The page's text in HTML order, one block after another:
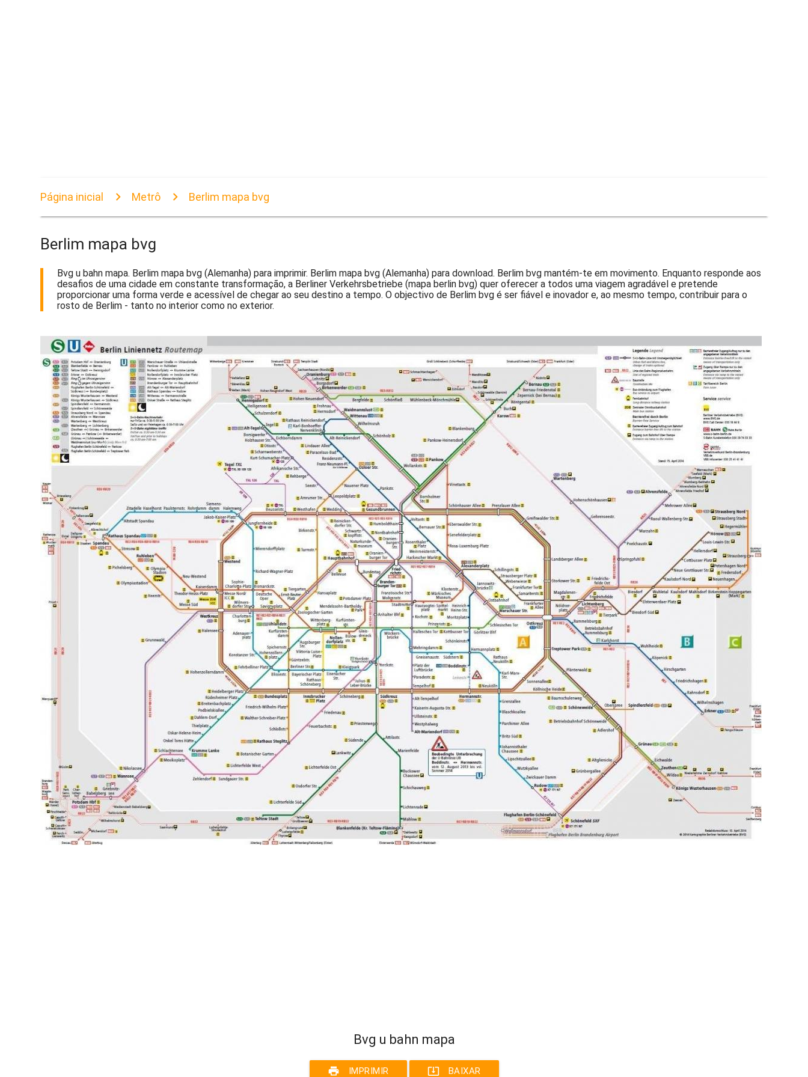
Página inicial Metrô Berlim mapa bvg
Berlim mapa bvg
Bvg u bahn mapa. Berlim mapa bvg (Alemanha) para imprimir. Berlim mapa bvg (Alemanha) para download. Berlim bvg mantém-te em movimento. Enquanto responde aos
desafios de uma cidade em constante transformação, a Berliner Verkehrsbetriebe (mapa berlin bvg) quer oferecer a todos uma viagem agradável e pretende
proporcionar uma forma verde e acessível de chegar ao seu destino a tempo. O objectivo de Berlim bvg é ser fiável e inovador e, ao mesmo tempo, contribuir para o
rosto de Berlim - tanto no interior como no exterior.
Bvg u bahn mapa
print IMPRIMIR system_update_alt BAIXAR